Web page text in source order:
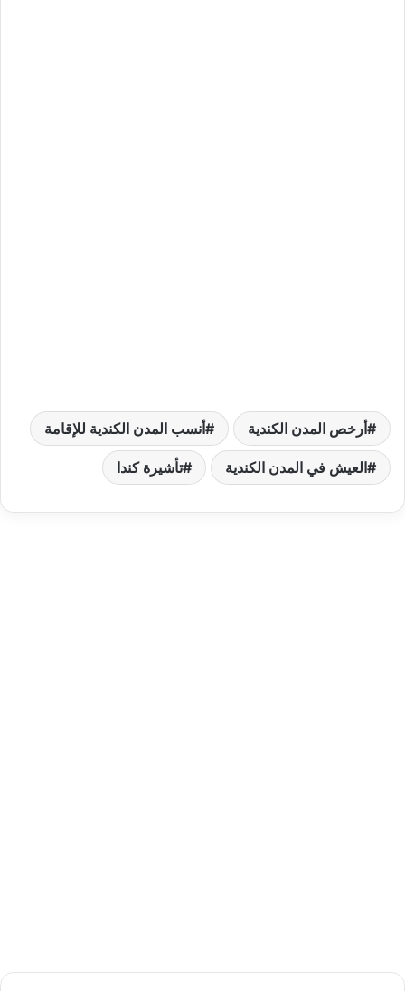
أرخص المدن الكندية أنسب المدن الكندية للإقامة
العيش في المدن الكندية تأشيرة كندا